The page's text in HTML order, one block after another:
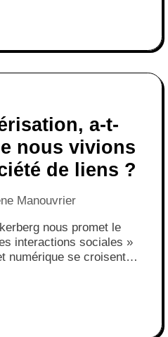
a-t-
nous vivions
de liens ?
Manouvrier
nous promet le
interactions sociales »
numérique se croisent,
nous rapproche-t-elle